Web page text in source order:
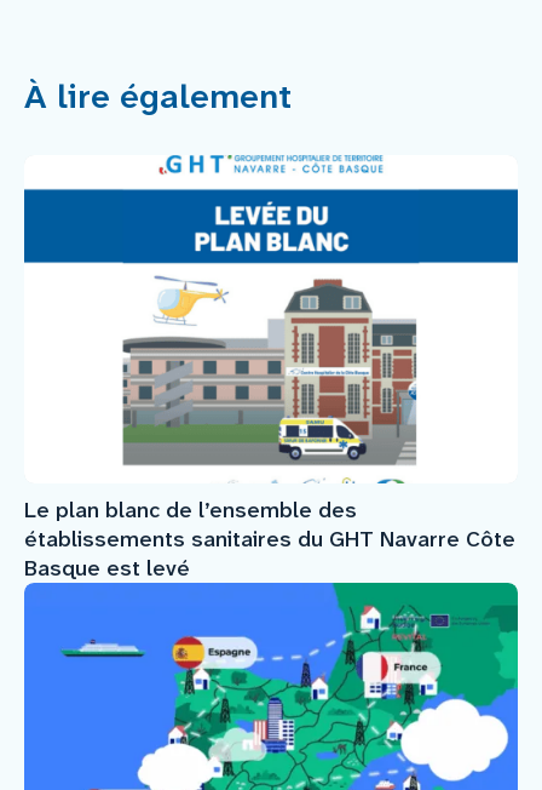
À lire également
Le plan blanc de l’ensemble des
établissements sanitaires du GHT Navarre Côte
Basque est levé